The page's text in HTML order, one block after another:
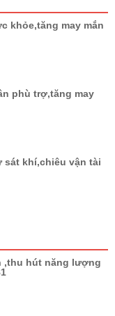
khỏe,tăng may mắn
phù trợ,tăng may
khí,chiêu vận tài
,thu hút năng lượng